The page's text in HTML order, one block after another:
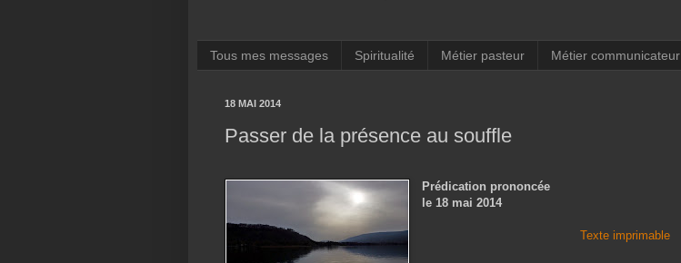
Tous mes messages Spiritualité Métier pasteur Métier communicateur
18 MAI 2014
Passer de la présence au souffle
Prédication prononcée
le 18 mai 2014
Texte imprimable